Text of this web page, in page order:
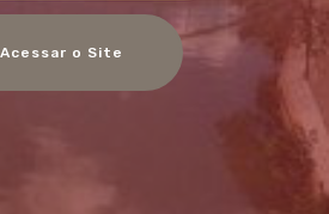
Acessar o Site